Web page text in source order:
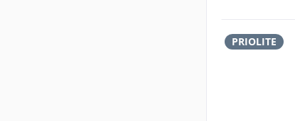
PRIOLITE